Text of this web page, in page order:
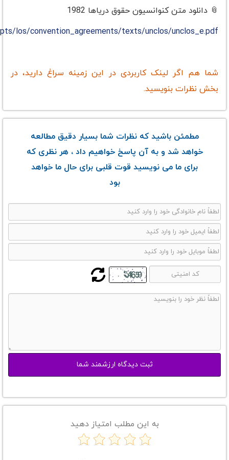
📎 دانلود متن کنوانسیون حقوق دریا‌ها 1982
los/convention_agreements/texts/unclos/unclos_e.pdf
شما هم اگر لینک کاربردی در این زمینه سراغ دارید، در
بخش نظرات بنویسید.
مطمئن باشید که نظرات شما بسیار دقیق مطالعه
خواهد شد و به آن پاسخ خواهیم داد ، هر نظری که
برای ما می نویسید قوت قلبی برای حال ما خواهد
بود
به این مطلب امتیاز دهید